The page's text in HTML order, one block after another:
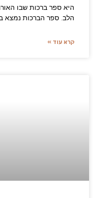
היא ספר ברכות שבו
הלב. ספר הברכות נמצא
קרא עוד »